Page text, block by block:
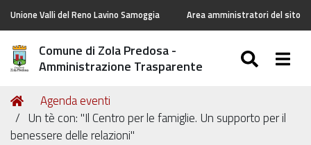
Unione Valli del Reno Lavino Samoggia Area amministratori del sito
Comune di Zola Predosa -
Amministrazione Trasparente
Tu
sei
qui:
Home
Agenda eventi
Un tè con: "Il Centro per le famiglie. Un supporto per il
benessere delle relazioni"